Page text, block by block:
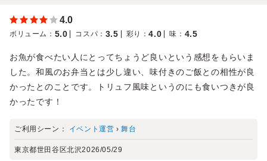
4.0
ボリューム ： 5.0 コスパ ： 3.5 彩り ：4.0 味 ： 4.5
お魚が食べたい人にとってちょうど良いという感想をもらいま
した。和風のお弁当とは少し違い、味付きのご飯との相性が良
かったとのことです。トリュフ風味というのにも食いつきが良
かったです！
ご利用シーン： イベント運営 ›舞台
東京都世田谷区北沢2026/05/29